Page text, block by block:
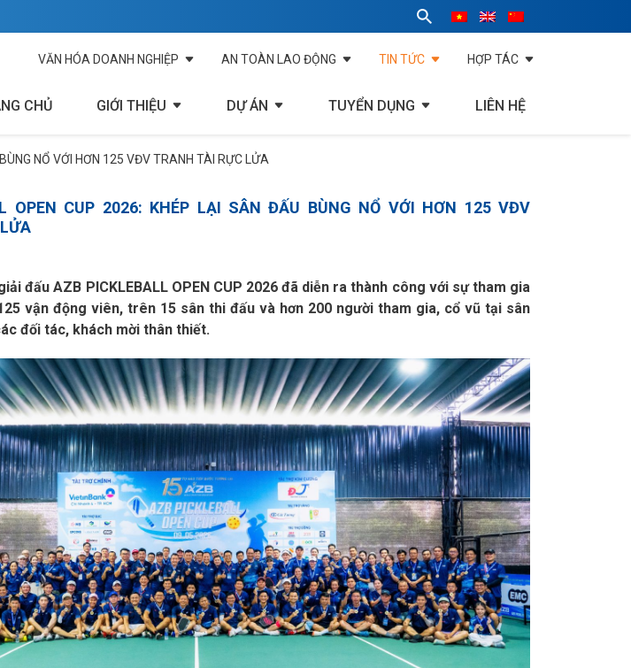
VĂN HÓA DOANH NGHIỆP AN TOÀN LAO ĐỘNG TIN TỨC HỢP TÁC
CHỦ GIỚI THIỆU DỰ ÁN TUYỂN DỤNG LIÊN HỆ
NỔ VỚI HƠN 125 VĐV TRANH TÀI RỰC LỬA
OPEN CUP 2026: KHÉP LẠI SÂN ĐẤU BÙNG NỔ VỚI HƠN 125 VĐV
đấu AZB PICKLEBALL OPEN CUP 2026 đã diễn ra thành công với sự tham gia
vận động viên, trên 15 sân thi đấu và hơn 200 người tham gia, cổ vũ tại sân
đối tác, khách mời thân thiết.